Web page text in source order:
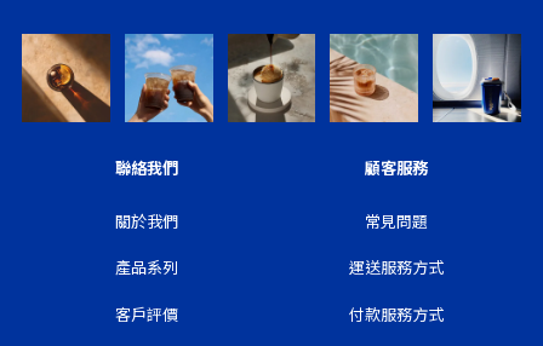
聯絡我們
關於我們
產品系列
客戶評價
顧客服務
常見問題
運送服務方式
付款服務方式